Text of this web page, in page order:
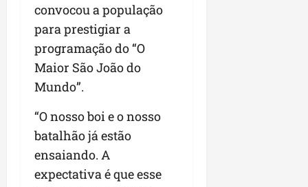
convocou a população
para prestigiar a
programação do “O
Maior São João do
Mundo”.
“O nosso boi e o nosso
batalhão já estão
ensaiando. A
expectativa é que esse